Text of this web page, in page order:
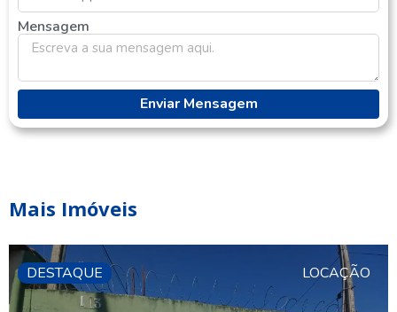
Mensagem
Enviar Mensagem
Mais Imóveis
DESTAQUE LOCAÇÃO